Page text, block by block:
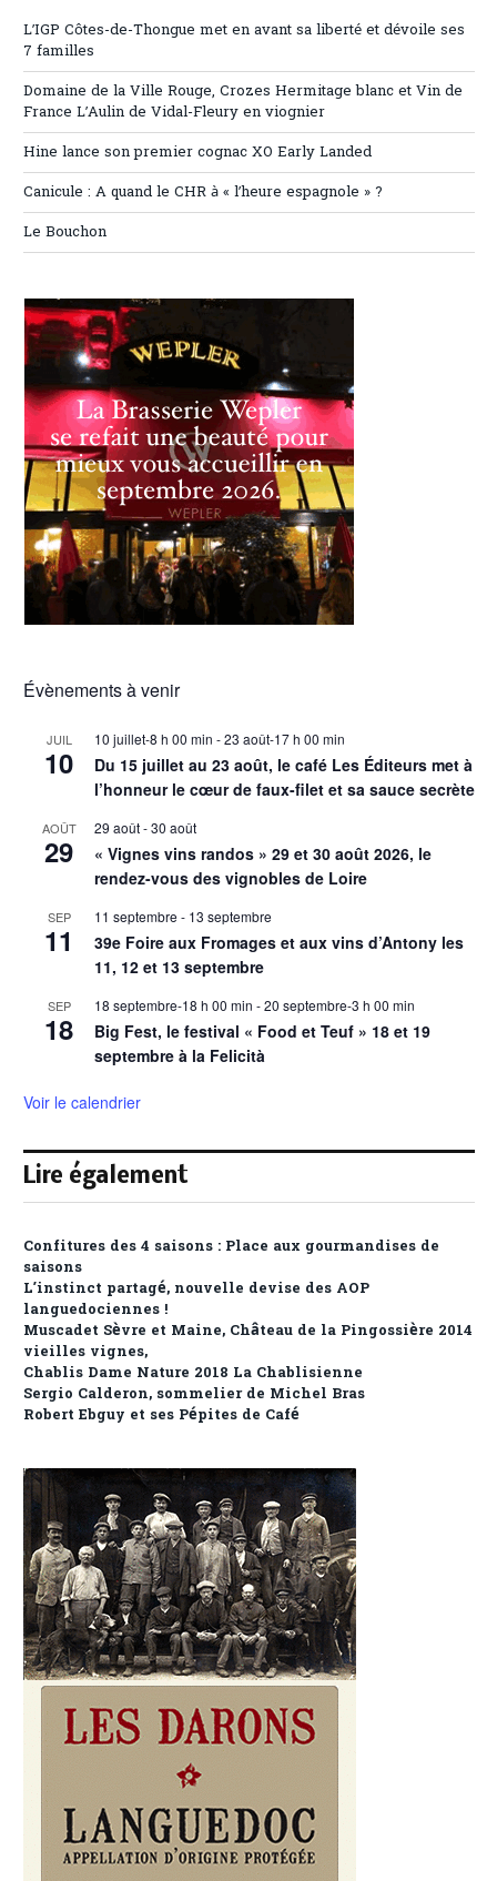
L’IGP Côtes-de-Thongue met en avant sa liberté et dévoile ses
7 familles
Domaine de la Ville Rouge, Crozes Hermitage blanc et Vin de
France L’Aulin de Vidal-Fleury en viognier
Hine lance son premier cognac XO Early Landed
Canicule : A quand le CHR à « l’heure espagnole » ?
Le Bouchon
Évènements à venir
JUIL
10
10 juillet-8 h 00 min -23 août-17 h 00 min
Du 15 juillet au 23 août, le café Les Éditeurs met à
l’honneur le cœur de faux-filet et sa sauce secrète
AOÛT
29
29 août-30 août
« Vignes vins randos » 29 et 30 août 2026, le
rendez-vous des vignobles de Loire
SEP
11
11 septembre - 13 septembre
39e Foire aux Fromages et aux vins d’Antony les
11, 12 et 13 septembre
SEP
18
18 septembre-18 h 00 min -20 septembre-3 h 00 min
Big Fest, le festival « Food et Teuf » 18 et 19
septembre à la Felicità
Voir le calendrier
Lire également
Confitures des 4 saisons : Place aux gourmandises de
saisons
L’instinct partagé, nouvelle devise des AOP
languedociennes !
Muscadet Sèvre et Maine, Château de la Pingossière 2014
vieilles vignes,
Chablis Dame Nature 2018 La Chablisienne
Sergio Calderon, sommelier de Michel Bras
Robert Ebguy et ses Pépites de Café